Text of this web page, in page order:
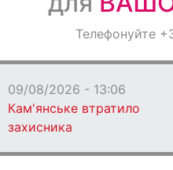
ОголошенняТелефонуйте
09/08/2026 - 13:06
Кам'янське втратило
захисника